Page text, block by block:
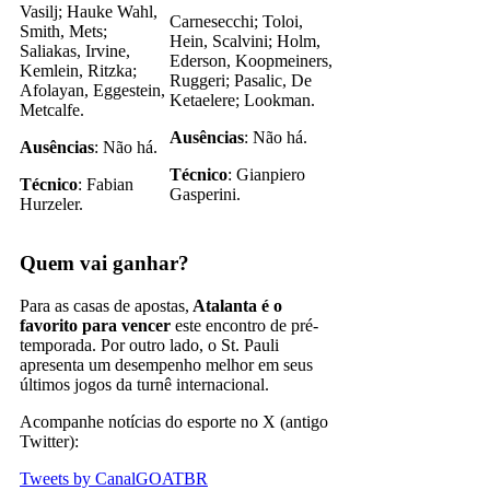
Vasilj; Hauke Wahl,
Smith, Mets;
Saliakas, Irvine,
Kemlein, Ritzka;
Afolayan, Eggestein,
Metcalfe.
Ausências: Não há.
Técnico: Fabian
Hurzeler.
Carnesecchi; Toloi,
Hein, Scalvini; Holm,
Ederson, Koopmeiners,
Ruggeri; Pasalic, De
Ketaelere; Lookman.
Ausências: Não há.
Técnico: Gianpiero
Gasperini.
Quem vai ganhar?
Para as casas de apostas, Atalanta é o
favorito para vencer este encontro de pré-
temporada. Por outro lado, o St. Pauli
apresenta um desempenho melhor em seus
últimos jogos da turnê internacional.
Acompanhe notícias do esporte no X (antigo
Twitter):
Tweets by CanalGOATBR